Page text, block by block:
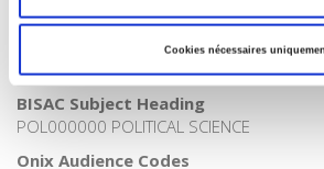
Cookies nécessaires
>Politics
Publisher Category
>Society
BISAC Subject Heading
POL000000 POLITICAL SCIENCE
Onix Audience Codes